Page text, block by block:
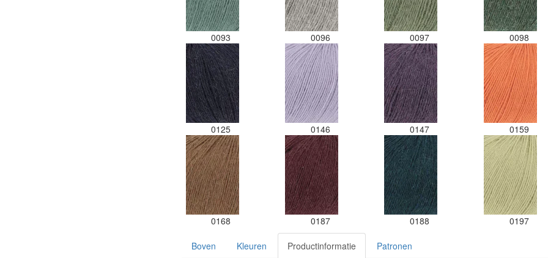
0093 0096 0097 0098
0125 0146 0147 0159
0168 0187 0188 0197
Boven Kleuren Productinformatie
Patronen